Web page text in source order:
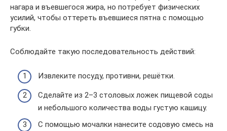
нагара и въевшегося жира, но потребует физических
усилий, чтобы оттереть въевшиеся пятна с помощью
губки.
Соблюдайте такую последовательность действий:
Извлеките посуду, противни, решётки.
Сделайте из 2–3 столовых ложек пищевой соды
и небольшого количества воды густую кашицу.
С помощью мочалки нанесите содовую смесь на